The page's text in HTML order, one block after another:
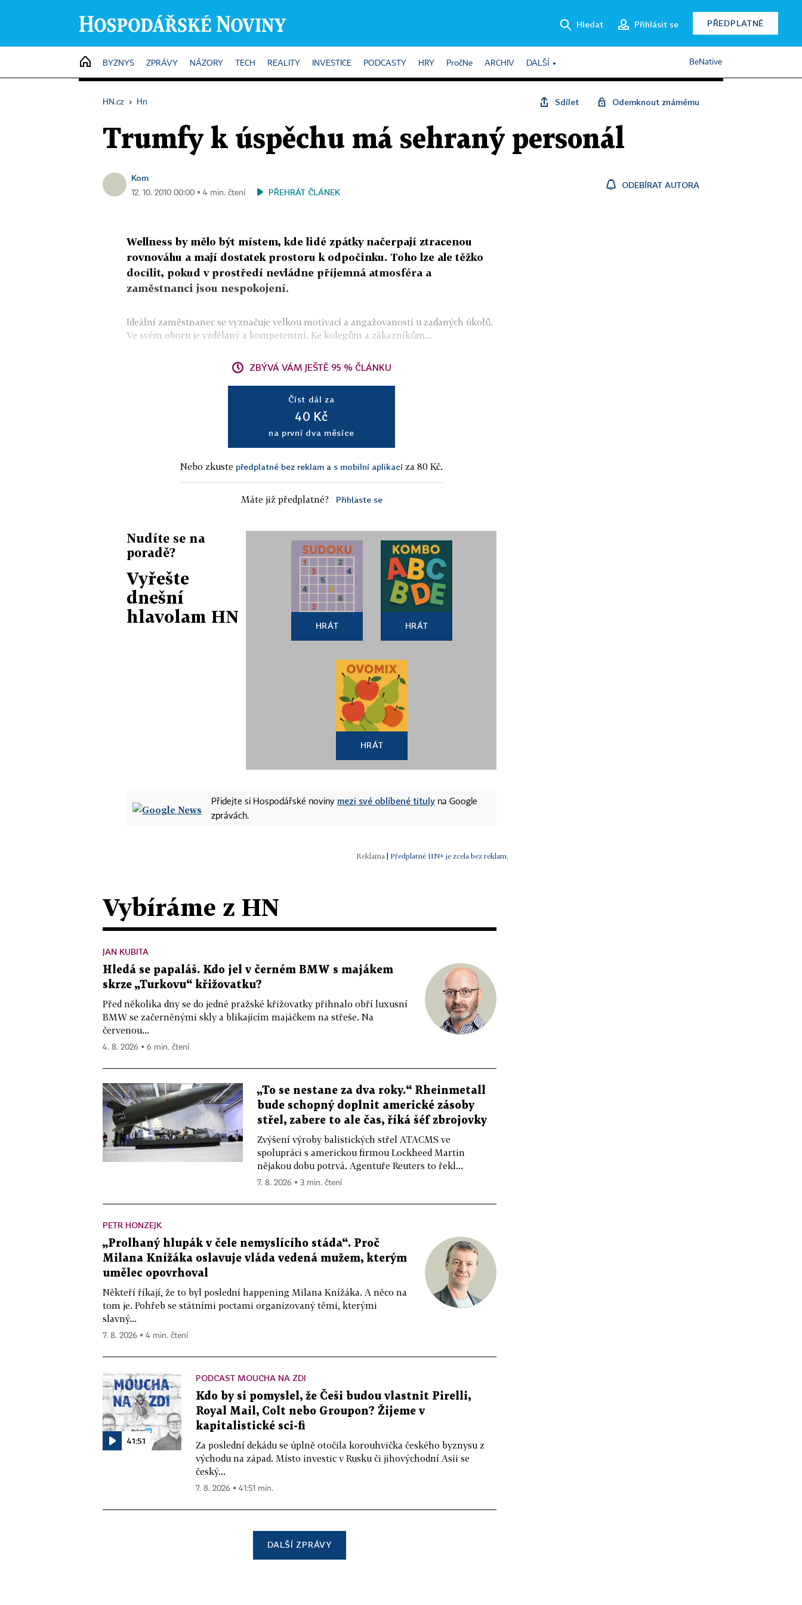
Hledat Přihlásit se PŘEDPLATNÉ
HOME
BYZNYS ZPRÁVY NÁZORY TECH REALITY INVESTICE PODCASTY HRY PročNe ARCHIV DALŠÍ BeNative
HN.cz › Hn Sdílet Odemknout známému
Trumfy k úspěchu má sehraný personál
Kom
12. 10. 2010 00:00 ▪ 4 min. čtení PŘEHRÁT ČLÁNEK
ODEBÍRAT AUTORA
Wellness by mělo být místem, kde lidé zpátky načerpají ztracenou
rovnováhu a mají dostatek prostoru k odpočinku. Toho lze ale těžko
docílit, pokud v prostředí nevládne příjemná atmosféra a
zaměstnanci jsou nespokojení.
Ideální zaměstnanec se vyznačuje velkou motivací a angažovaností u zadaných úkolů.
Ve svém oboru je vzdělaný a kompetentní. Ke kolegům a zákazníkům...
ZBÝVÁ VÁM JEŠTĚ 95 % ČLÁNKU
Číst dál za
40 Kč
na první dva měsíce
Nebo zkuste předplatné bez reklam a s mobilní aplikací za 80 Kč.
Máte již předplatné? Přihlaste se
Nudíte se na
poradě?
Vyřešte
dnešní
hlavolam HN
HRÁT HRÁT
HRÁT
Přidejte si Hospodářské noviny mezi své oblíbené tituly na Google
zprávách.
Předplatné HN+ je zcela bez reklam.
Vybíráme z HN
JAN KUBITA
Hledá se papaláš. Kdo jel v černém BMW s majákem
skrze „Turkovu“ křižovatku?
Před několika dny se do jedné pražské křižovatky přihnalo obří luxusní
BMW se začerněnými skly a blikajícím majáčkem na střeše. Na
červenou...
4. 8. 2026 ▪ 6 min. čtení
„To se nestane za dva roky.“ Rheinmetall
bude schopný doplnit americké zásoby
střel, zabere to ale čas, říká šéf zbrojovky
Zvýšení výroby balistických střel ATACMS ve
spolupráci s americkou firmou Lockheed Martin
nějakou dobu potrvá. Agentuře Reuters to řekl...
7. 8. 2026 ▪ 3 min. čtení
PETR HONZEJK
„Prolhaný hlupák v čele nemyslícího stáda“. Proč
Milana Knížáka oslavuje vláda vedená mužem, kterým
umělec opovrhoval
Někteří říkají, že to byl poslední happening Milana Knížáka. A něco na
tom je. Pohřeb se státními poctami organizovaný těmi, kterými
slavný...
7. 8. 2026 ▪ 4 min. čtení
41:51
PODCAST MOUCHA NA ZDI
Kdo by si pomyslel, že Češi budou vlastnit Pirelli,
Royal Mail, Colt nebo Groupon? Žijeme v
kapitalistické sci-fi
Za poslední dekádu se úplně otočila korouhvička českého byznysu z
východu na západ. Místo investic v Rusku či jihovýchodní Asii se
český...
7. 8. 2026 ▪ 41:51 min.
DALŠÍ ZPRÁVY